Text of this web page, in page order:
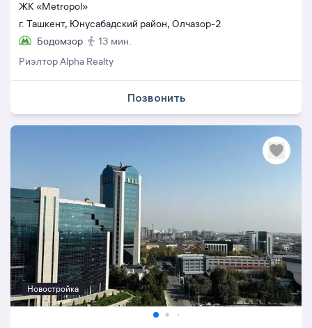
ЖК «Metropol»
г. Ташкент, Юнусабадский район, Олчазор-2
Бодомзор
13 мин.
Риэлтор Alpha Realty
Позвонить
Новостройка